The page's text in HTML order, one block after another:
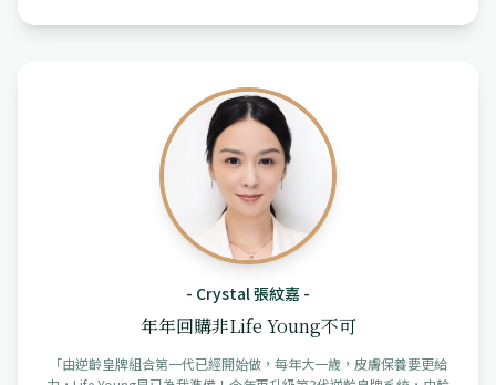
- Crystal 張紋嘉 -
年年回購非Life Young不可
「由逆齡皇牌組合第一代已經開始做，每年大一歲，皮膚保養要更給